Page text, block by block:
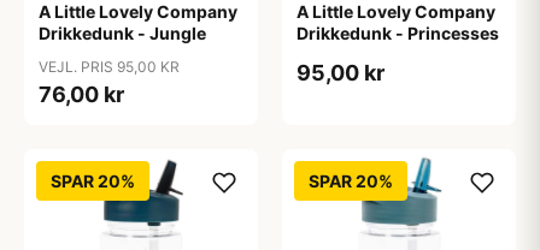
A Little Lovely Company
Drikkedunk - Jungle
VEJL. PRIS 95,00 KR
76,00 kr
A Little Lovely Company
Drikkedunk - Princesses
95,00 kr
SPAR 20% SPAR 20%